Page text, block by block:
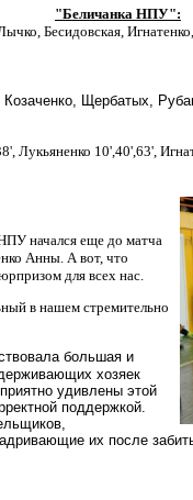
"Беличанка НПУ":
Бесидовская,
Щербатых,
' , Лукьяненко 10' ,40' ,63' ,
начался еще до матча
Анны. А вот, что
для всех нас.
в нашем стремительно
большая и
хозяек
удивлены этой
поддержкой.
их после